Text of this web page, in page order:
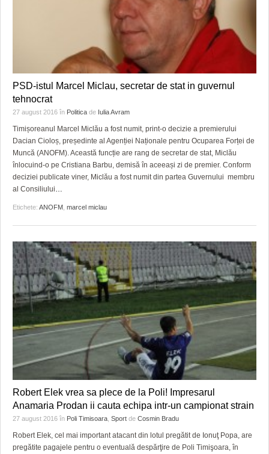
PSD-istul Marcel Miclau, secretar de stat in guvernul
tehnocrat
27 august 2016 în Politica de Iulia Avram
Timișoreanul Marcel Miclău a fost numit, print-o decizie a premierului
Dacian Cioloș, președinte al Agenției Naționale pentru Ocuparea Forței de
Muncă (ANOFM). Această funcție are rang de secretar de stat, Miclău
înlocuind-o pe Cristiana Barbu, demisă în aceeași zi de premier. Conform
deciziei publicate viner, Miclău a fost numit din partea Guvernului membru
al Consiliului…
Etichete: ANOFM, marcel miclau
Robert Elek vrea sa plece de la Poli! Impresarul
Anamaria Prodan ii cauta echipa intr-un campionat strain
27 august 2016 în Poli Timisoara Sport de Cosmin Bradu
Robert Elek, cel mai important atacant din lotul pregătit de Ionuţ Popa, are
pregătite pagajele pentru o eventuală despărţire de Poli Timişoara, în